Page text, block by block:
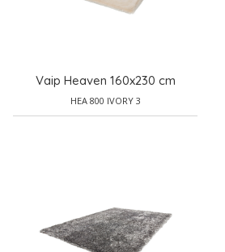
Vaip Heaven 160x230 cm
HEA 800 IVORY 3